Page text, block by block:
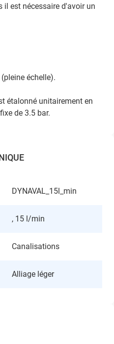
est nécessaire d'avoir un
échelle).
étalonné unitairement en
de 3.5 bar.
DYNAVAL_15l_min
, 15 l/min
Canalisations
Alliage léger